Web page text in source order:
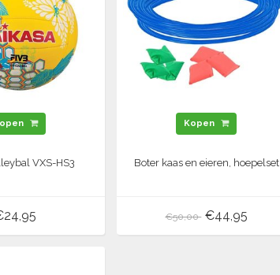
VXS-HS3
Kopen
Boter kaas en eieren, hoepelset
€50,00 €44,95